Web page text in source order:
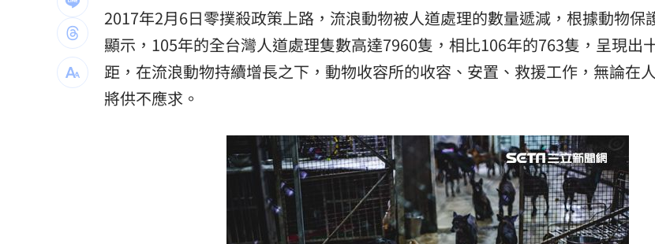
獨／單親雙寶爸「送貨撞死人」 法官開恩 14:18
蔣萬安4年前嗆陳時中！網瘋朝聖舊文開酸 14:17
史上三人高分平手 評審直呼：真的太難評
手機斷訊災情也能傳 台南青年打造通訊網 14:14
失智公公偷超商 陳明真崩潰報警親立遺囑 14:14
竊電24元法官未追討 檢卻為64元電費上訴 14:14
2017年2月6日零撲殺政策上路，流浪動物被人道處理的數量遞減，根據動物保
顯示，105年的全台灣人道處理隻數高達7960隻，相比106年的763隻，呈現出
距，在流浪動物持續增長之下，動物收容所的收容、安置、救援工作，無論在
將供不應求。